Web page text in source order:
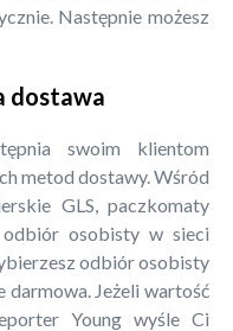
Następnie możesz
dostawa
swoim klientom
metod dostawy. Wśród
GLS, paczkomaty
osobisty w sieci
odbiór osobisty
darmowa. Jeżeli wartość
Young wyśle Ci